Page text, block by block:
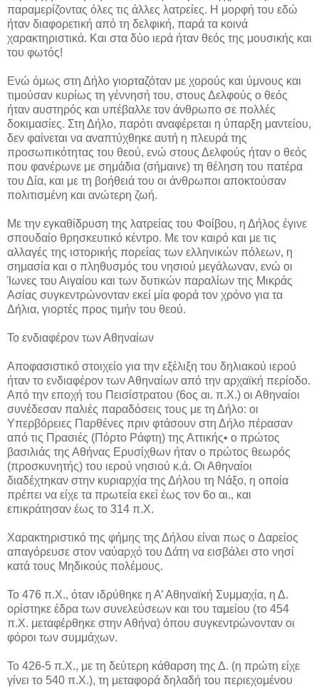
παραμερίζοντας όλες τις άλλες λατρείες. H μορφή του εδώ
ήταν διαφορετική από τη δελφική, παρά τα κοινά
χαρακτηριστικά. Και στα δύο ιερά ήταν θεός της μουσικής και
του φωτός!
Ενώ όμως στη Δήλο γιορταζόταν με χορούς και ύμνους και
τιμούσαν κυρίως τη γέννησή του, στους Δελφούς ο θεός
ήταν αυστηρός και υπέβαλλε τον άνθρωπο σε πολλές
δοκιμασίες. Στη Δήλο, παρότι αναφέρεται η ύπαρξη μαντείου,
δεν φαίνεται να αναπτύχθηκε αυτή η πλευρά της
προσωπικότητας του θεού, ενώ στους Δελφούς ήταν ο θεός
που φανέρωνε με σημάδια (σήμαινε) τη θέληση του πατέρα
του Δία, και με τη βοήθειά του οι άνθρωποι αποκτούσαν
πολιτισμένη και ανώτερη ζωή.
Με την εγκαθίδρυση της λατρείας του Φοίβου, η Δήλος έγινε
σπουδαίο θρησκευτικό κέντρο. Με τον καιρό και με τις
αλλαγές της ιστορικής πορείας των ελληνικών πόλεων, η
σημασία και o πληθυσμός του νησιού μεγάλωναν, ενώ οι
Ίωνες του Αιγαίου και των δυτικών παραλίων της Μικράς
Ασίας συγκεντρώνονταν εκεί μία φορά τον χρόνο για τα
Δήλια, γιορτές προς τιμήν του θεού.
Το ενδιαφέρον των Αθηναίων
Αποφασιστικό στοιχείο για την εξέλιξη του δηλιακού ιερού
ήταν το ενδιαφέρον των Αθηναίων από την αρχαϊκή περίοδο.
Από την εποχή του Πεισίστρατου (6ος αι. π.Χ.) οι Αθηναίοι
συνέδεσαν παλιές παραδόσεις τους με τη Δήλο: οι
Υπερβόρειες Παρθένες πριν φτάσουν στη Δήλο πέρασαν
από τις Πρασιές (Πόρτο Ράφτη) της Αττικής• ο πρώτος
βασιλιάς της Αθήνας Ερυσίχθων ήταν ο πρώτος θεωρός
(προσκυνητής) του ιερού νησιού κ.ά. Οι Αθηναίοι
διαδέχτηκαν στην κυριαρχία της Δήλου τη Νάξο, η οποία
πρέπει να είχε τα πρωτεία εκεί έως τον 6ο αι., και
επικράτησαν έως το 314 π.Χ.
Χαρακτηριστικό της φήμης της Δήλου είναι πως o Δαρείος
απαγόρευσε στον ναύαρχό του Δάτη να εισβάλει στο νησί
κατά τους Μηδικούς πολέμους.
Το 476 π.Χ., όταν ιδρύθηκε η Α’ Αθηναϊκή Συμμαχία, η Δ.
ορίστηκε έδρα των συνελεύσεων και του ταμείου (το 454
π.Χ. μεταφέρθηκε στην Αθήνα) όπου συγκεντρώνονταν οι
φόροι των συμμάχων.
Το 426-5 π.Χ., με τη δεύτερη κάθαρση της Δ. (η πρώτη είχε
γίνει το 540 π.Χ.), τη μεταφορά δηλαδή του περιεχομένου